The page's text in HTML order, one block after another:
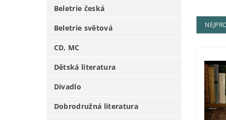
Beletrie česká
Beletrie světová
CD, MC
Dětská literatura
Divadlo
Dobrodružná literatura